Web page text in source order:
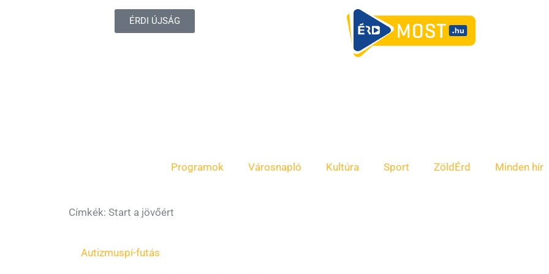
ÉRDI ÚJSÁG
Programok Városnapló Kultúra Sport ZöldÉrd Minden hír
Címkék: Start a jövőért
Autizmuspí-futás